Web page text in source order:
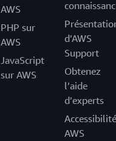
AWS
PHP sur
AWS
JavaScript
sur AWS
d’AWS
Support
Obtenez
l’aide
d’experts
Accessibilité
AWS